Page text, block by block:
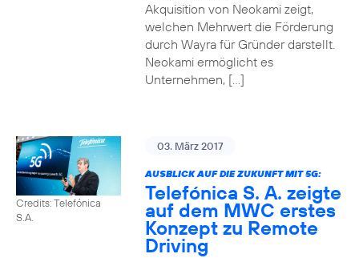
Akquisition von Neokami zeigt,
welchen Mehrwert die Förderung
durch Wayra für Gründer darstellt.
Neokami ermöglicht es
Unternehmen, […]
Credits: Telefónica
S.A.
03. März 2017
AUSBLICK AUF DIE ZUKUNFT MIT 5G:
Telefónica S. A. zeigte
auf dem MWC erstes
Konzept zu Remote
Driving